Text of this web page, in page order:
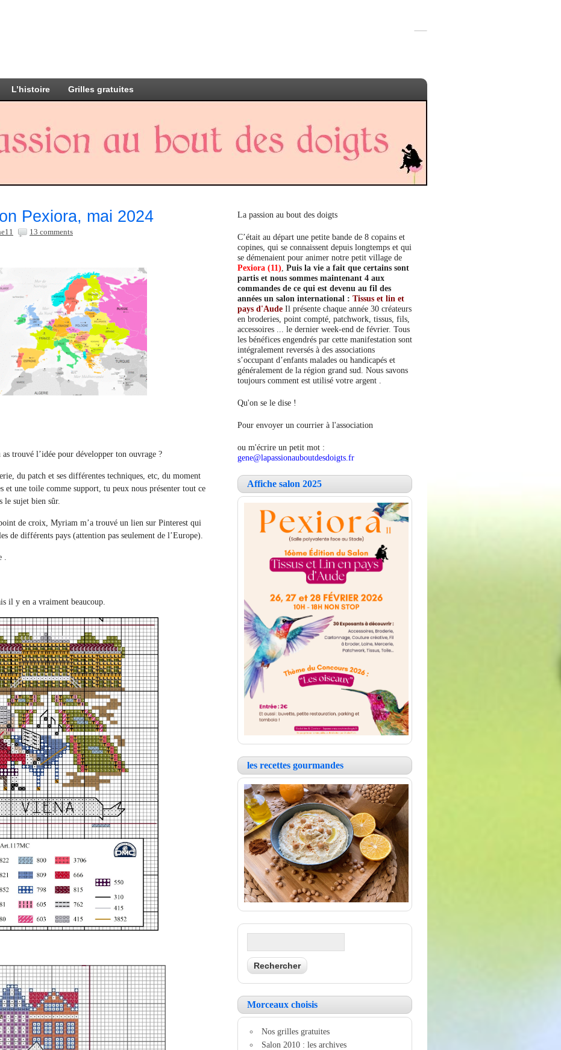
L’histoire Grilles gratuites
Pexiora, mai 2024
13 comments
trouvé l’idée pour développer ton ouvrage ?
du patch et ses différentes techniques, etc, du moment
et une toile comme support, tu peux nous présenter tout ce
le sujet bien sûr.
de croix, Myriam m’a trouvé un lien sur Pinterest qui
de différents pays (attention pas seulement de l’Europe).
il y en a vraiment beaucoup.
La passion au bout des doigts
C’était au départ une petite bande de 8 copains et
copines, qui se connaissent depuis longtemps et qui
se démenaient pour animer notre petit village de
Pexiora (11) Puis la vie a fait que certains sont
partis et nous sommes maintenant 4 aux
commandes de ce qui est devenu au fil des
années un salon international : Tissus et lin et
pays d'Aude Il présente chaque année 30 créateurs
en broderies, point compté, patchwork, tissus, fils,
accessoires ... le dernier week-end de février. Tous
les bénéfices engendrés par cette manifestation sont
intégralement reversés à des associations
s’occupant d’enfants malades ou handicapés et
généralement de la région grand sud. Nous savons
toujours comment est utilisé votre argent .
Qu'on se le dise !
Pour envoyer un courrier à l'association
ou m'écrire un petit mot :
gene@lapassionauboutdesdoigts.fr
Affiche salon 2025
les recettes gourmandes
Morceaux choisis
Nos grilles gratuites
Salon 2010 : les archives